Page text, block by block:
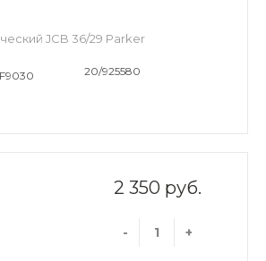
JCB 36/29 Parker
20/925580
2 350 руб.
- +